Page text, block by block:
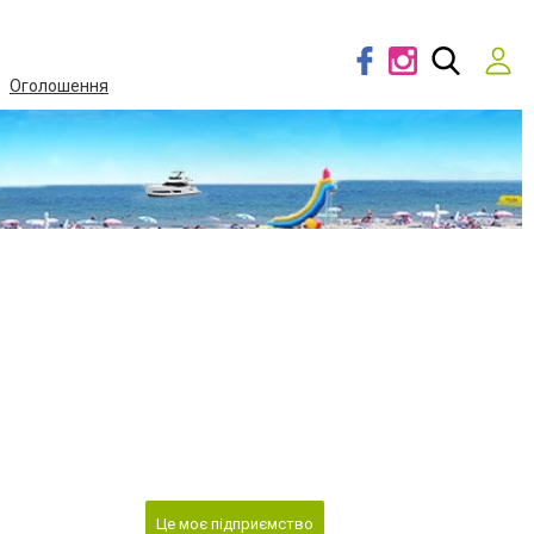
Оголошення
Це моє підприємство